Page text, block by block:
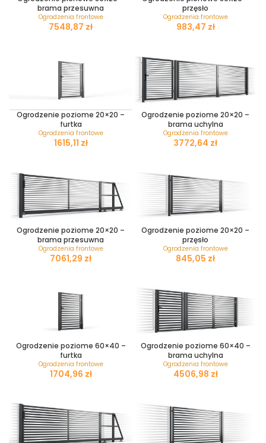
brama przesuwna
Ogrodzenia frontowe
zł
przęsło
Ogrodzenia frontowe
zł
Ogrodzenie poziome 20×20 –
furtka
Ogrodzenia frontowe
zł
Ogrodzenie poziome 20×20 –
brama uchylna
Ogrodzenia frontowe
zł
Ogrodzenie poziome 20×20 –
brama przesuwna
Ogrodzenia frontowe
zł
Ogrodzenie poziome 20×20 –
przęsło
Ogrodzenia frontowe
zł
Ogrodzenie poziome 60×40 –
furtka
Ogrodzenia frontowe
zł
Ogrodzenie poziome 60×40 –
brama uchylna
Ogrodzenia frontowe
zł